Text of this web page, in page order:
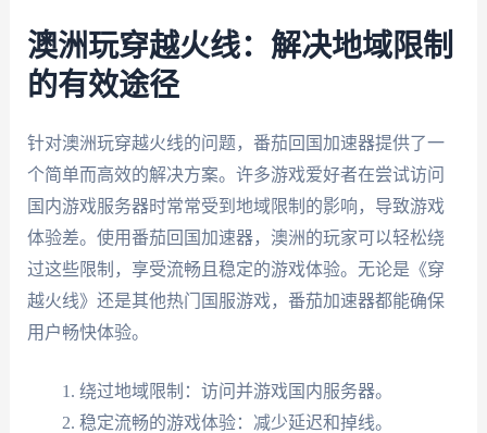
澳洲玩穿越火线：解决地域限制
的有效途径
针对澳洲玩穿越火线的问题，番茄回国加速器提供了一
个简单而高效的解决方案。许多游戏爱好者在尝试访问
国内游戏服务器时常常受到地域限制的影响，导致游戏
体验差。使用番茄回国加速器，澳洲的玩家可以轻松绕
过这些限制，享受流畅且稳定的游戏体验。无论是《穿
越火线》还是其他热门国服游戏，番茄加速器都能确保
用户畅快体验。
绕过地域限制：访问并游戏国内服务器。
稳定流畅的游戏体验：减少延迟和掉线。